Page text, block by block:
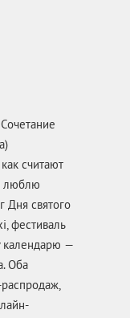
считают
люблю
Дня святого
фестиваль
календарю —
Оба